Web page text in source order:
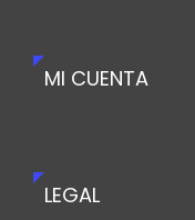
MI CUENTA
LEGAL